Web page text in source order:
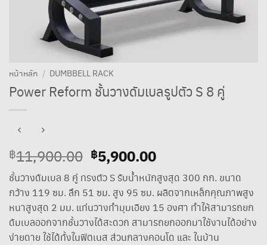
หน้าหลัก / DUMBBELL RACK
Power Reform ชั้นวางดัมเบลรูปตัว S 8 คู่
฿11,900.00 Original
price
was:
฿11,900.00.
฿5,900.00Current
price
is:
฿5,900.00.
ชั้นวางดัมเบล 8 คู่ ทรงตัว S รับน้ำหนักสูงสุด 300 กก. ขนาด
กว้าง 119 ซม. ลึก 51 ซม. สูง 95 ซม. ผลิตจากเหล็กคุณภาพสูง
หนาสูงสุด 2 มม. แท่นวางทำมุมเอียง 15 องศา ทำให้สามารถยก
ดัมเบลออกจากชั้นวางได้สะดวก สามารถยกออกมาใช้งานได้อย่าง
ง่ายดาย ใช้ได้ทั้งในฟิตเนส ส่วนกลางคอนโด และ ในบ้าน